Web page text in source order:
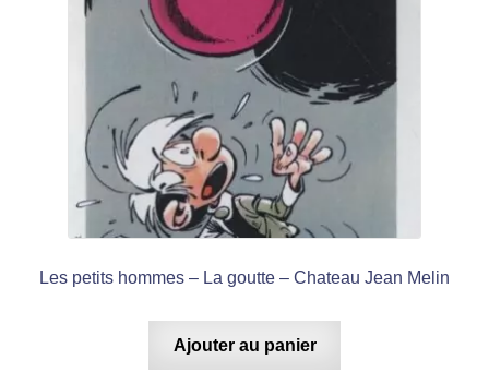
Les petits hommes – La goutte – Chateau Jean Melin
Ajouter au panier